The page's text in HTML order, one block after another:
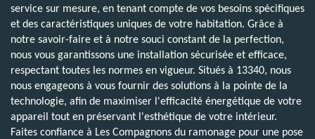
service sur mesure, en tenant compte de vos besoins spécifiques
et des caractéristiques uniques de votre habitation. Grâce à
notre savoir-faire et à notre souci constant de la perfection,
nous vous garantissons une installation sécurisée et efficace,
respectant toutes les normes en vigueur. Situés à 13340, nous
nous engageons à vous fournir des solutions à la pointe de la
technologie, afin de maximiser l'efficacité énergétique de votre
appareil tout en préservant l'esthétique de votre intérieur.
Faites confiance à Les Compagnons du ramonage pour une pose